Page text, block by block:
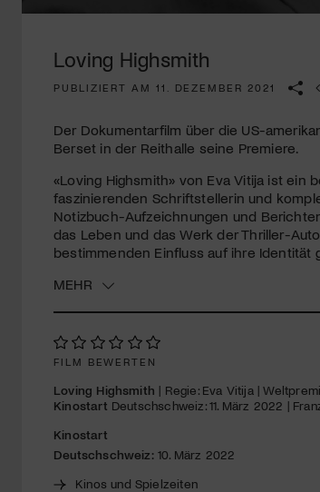
Loving Highsmith
PUBLIZIERT AM 11. DEZEMBER 2021
Der Dokumentarfilm über die US-
Berset in der Reithalle seine Premiere.
«Loving Highsmith» von Eva Vitija ist
faszinierenden Schriftstellerin und
Notizbuch-Aufzeichnungen und
das Leben und das Werk der Thriller-
bestimmenden Einfluss auf ihre Identität
MEHR
FILM BEWERTEN
Loving Highsmith | Regie: Eva Vitija |
Kinostart Deutschschweiz: 11. März 2022 |
Kinostart
Deutschschweiz:10. März 2022
Kinos und Spielzeiten